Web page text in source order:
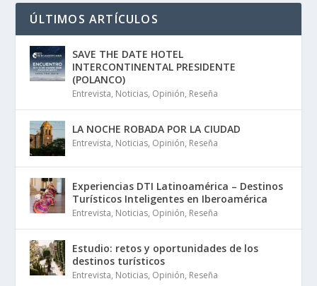
ÚLTIMOS ARTÍCULOS
SAVE THE DATE HOTEL
INTERCONTINENTAL PRESIDENTE
(POLANCO)
Entrevista, Noticias, Opinión, Reseña
LA NOCHE ROBADA POR LA CIUDAD
Entrevista, Noticias, Opinión, Reseña
Experiencias DTI Latinoamérica – Destinos
Turísticos Inteligentes en Iberoamérica
Entrevista, Noticias, Opinión, Reseña
Estudio: retos y oportunidades de los
destinos turísticos
Entrevista, Noticias, Opinión, Reseña